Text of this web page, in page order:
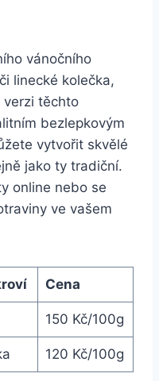
vánočního
linecké kolečka,
verzi těchto
bezlepkovým
vytvořit skvělé
jako ty tradiční.
online nebo se
ve vašem
Cena
150 Kč/100g
120 Kč/100g